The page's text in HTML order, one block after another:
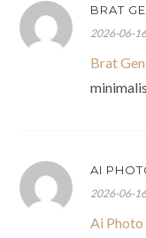
BRAT
2026-06-
Brat
AI
2026-06-
Ai Photo